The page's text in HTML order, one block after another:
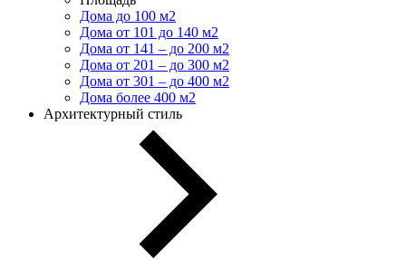
Дома до 100 м2
Дома от 101 до 140 м2
Дома от 141 – до 200 м2
Дома от 201 – до 300 м2
Дома от 301 – до 400 м2
Дома более 400 м2
Архитектурный стиль